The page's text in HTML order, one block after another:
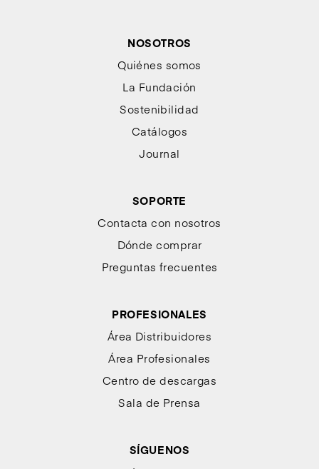
NOSOTROS
Quiénes somos
La Fundación
Sostenibilidad
Catálogos
Journal
SOPORTE
Contacta con nosotros
Dónde comprar
Preguntas frecuentes
PROFESIONALES
Área Distribuidores
Área Profesionales
Centro de descargas
Sala de Prensa
SÍGUENOS